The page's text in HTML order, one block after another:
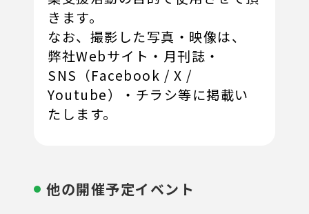
きます。
なお、撮影した写真・映像は、
弊社Webサイト・月刊誌・
SNS（Facebook / X /
Youtube）・チラシ等に掲載い
たします。
他の開催予定イベント